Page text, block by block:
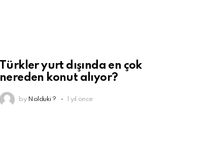
Türkler yurt dışında en çok
nereden konut alıyor?
by Nolduki ? 1 yıl önce